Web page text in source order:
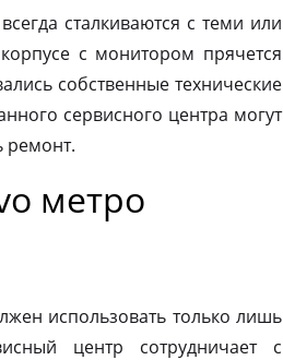
сталкиваются с теми или
с монитором прячется
собственные технические
сервисного центра могут
ремонт.
метро
использовать только лишь
центр сотрудничает с